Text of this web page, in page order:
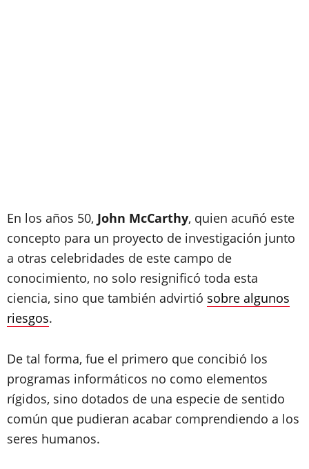
En los años 50, John McCarthy, quien acuñó este
concepto para un proyecto de investigación junto
a otras celebridades de este campo de
conocimiento, no solo resignificó toda esta
ciencia, sino que también advirtió sobre algunos
riesgos.
De tal forma, fue el primero que concibió los
programas informáticos no como elementos
rígidos, sino dotados de una especie de sentido
común que pudieran acabar comprendiendo a los
seres humanos.